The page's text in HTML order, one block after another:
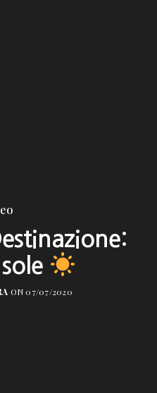
ON 07/07/2020